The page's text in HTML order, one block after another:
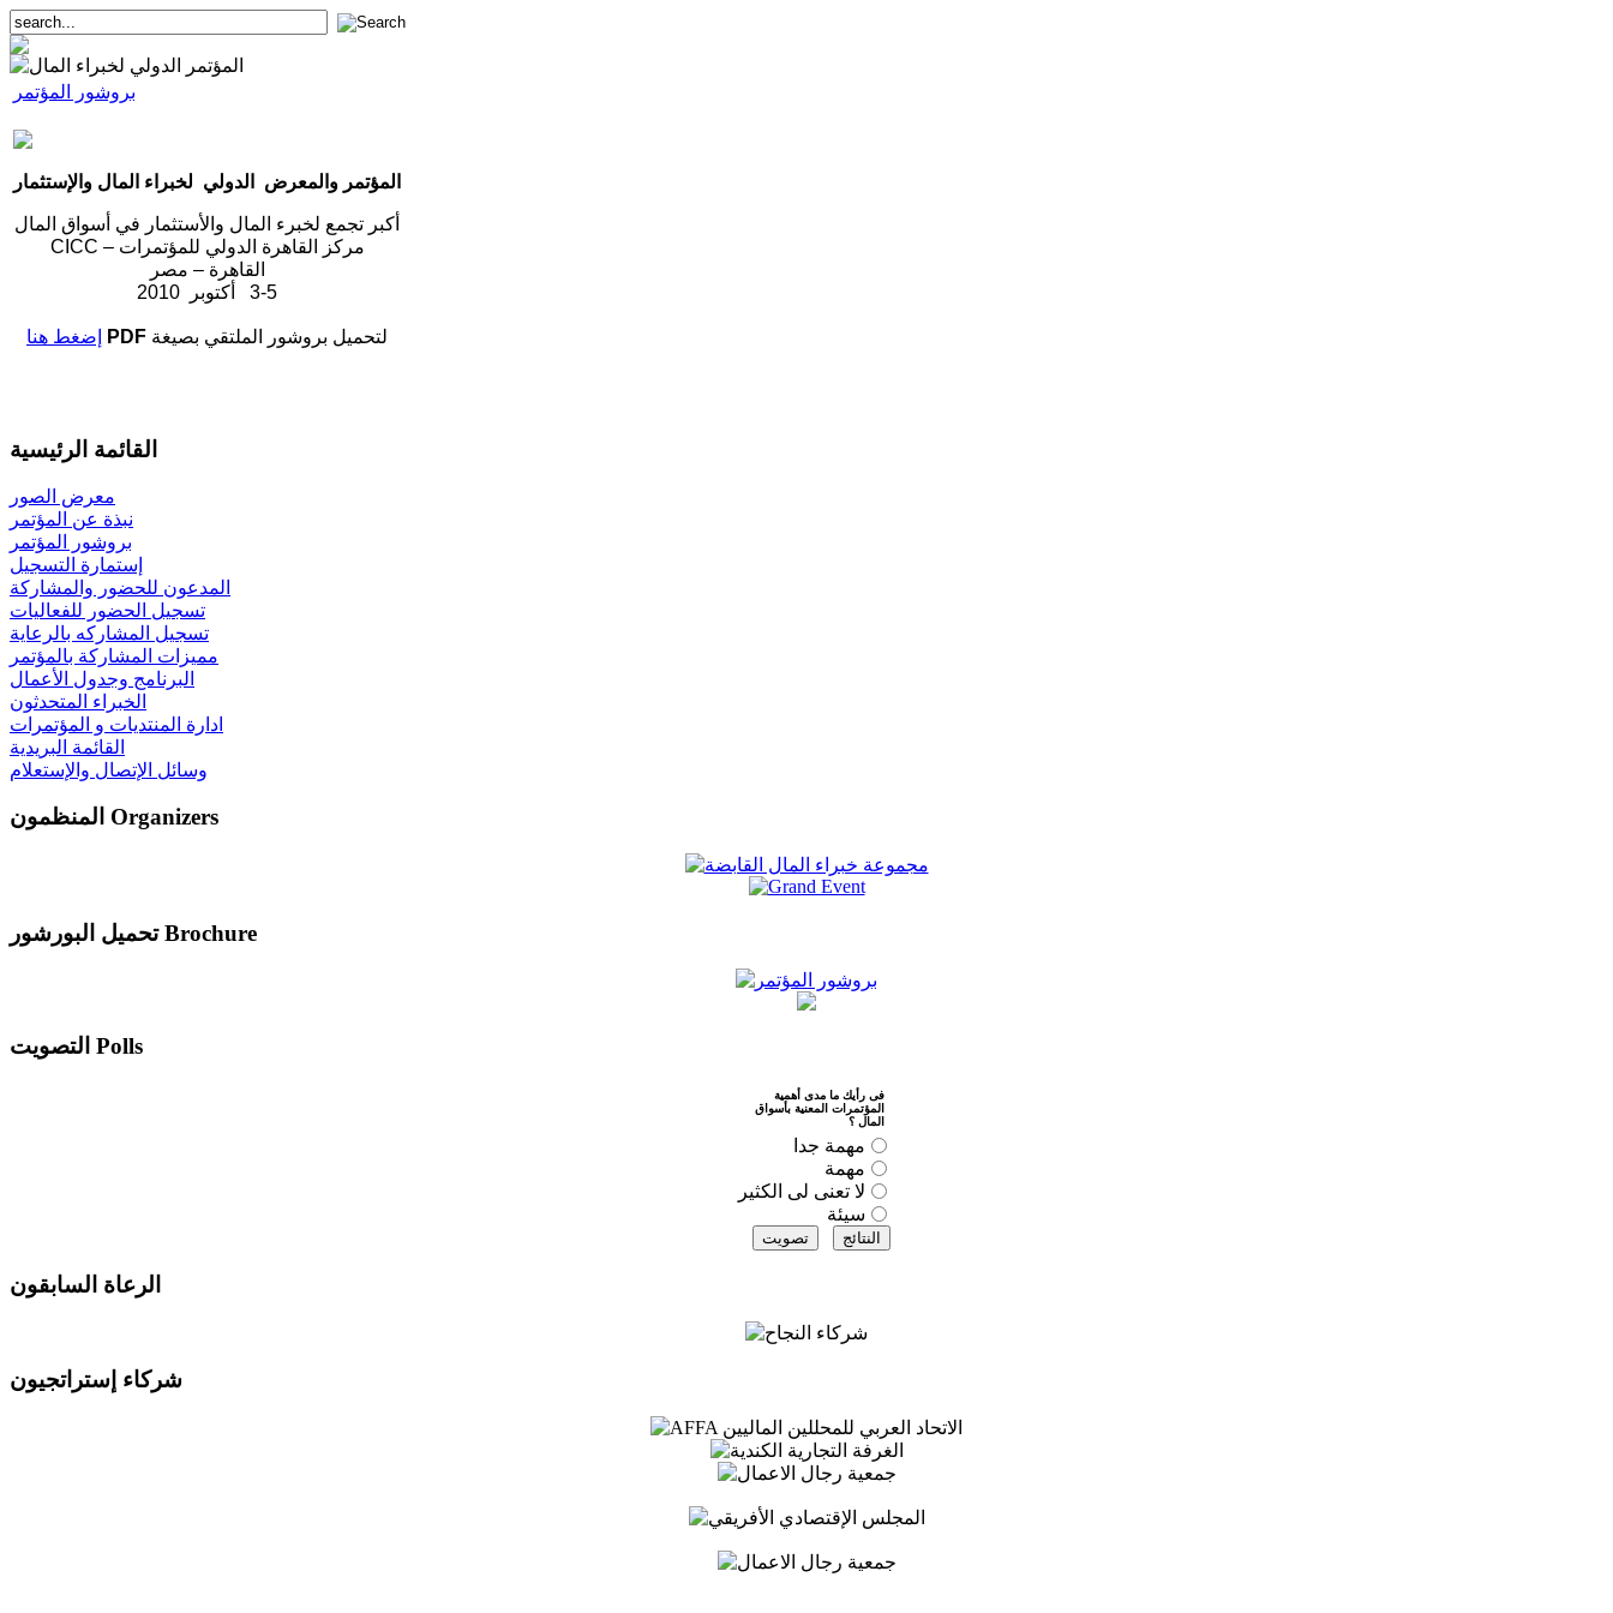
بروشور المؤتمر
المؤتمر والمعرض الدولي لخبراء المال والإستثمار
أكبر تجمع لخبرء المال والأستثمار في أسواق المال
مركز القاهرة الدولي للمؤتمرات – CICC
القاهرة – مصر
3-5 أكتوبر 2010
لتحميل بروشور الملتقي بصيغة PDF إضغط هنا
القائمة الرئيسية
معرض الصور
نبذة عن المؤتمر
بروشور المؤتمر
إستمارة التسجيل
المدعون للحضور والمشاركة
تسجيل الحضور للفعاليات
تسجيل المشاركه بالرعاية
مميزات المشاركة بالمؤتمر
البرنامج وجدول الأعمال
الخبراء المتحدثون
ادارة المنتديات و المؤتمرات
القائمة البريدية
وسائل الإتصال والإستعلام
المنظمون Organizers
تحميل البورشور Brochure
التصويت Polls
فى رأيك ما مدى أهمية
المؤتمرات المعنية بأسواق
المال ؟
مهمة جدا
مهمة
لا تعنى لى الكثير
سيئة
الرعاة السابقون
شركاء إستراتجيون